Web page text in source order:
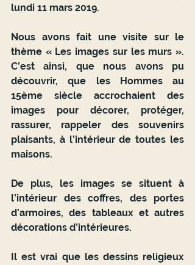
lundi 11 mars 2019.
Nous avons fait une visite sur le
thème « Les images sur les murs ».
C’est ainsi, que nous avons pu
découvrir, que les Hommes au
15ème siècle accrochaient des
images pour décorer, protéger,
rassurer, rappeler des souvenirs
plaisants, à l’intérieur de toutes les
maisons.
De plus, les images se situent à
l’intérieur des coffres, des portes
d’armoires, des tableaux et autres
décorations d’intérieures.
Il est vrai que les dessins religieux